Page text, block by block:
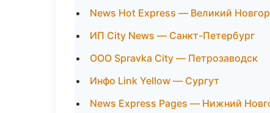
News Hot Express — Великий
ИП City News — Санкт-Петербург
ООО Spravka City — Петрозаводск
Инфо Link Yellow — Сургут
News Express Pages — Нижний